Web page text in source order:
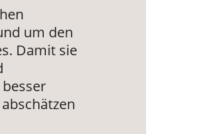
um den
Damit sie